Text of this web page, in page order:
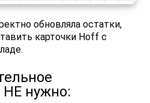
обновляла остатки,
карточки Hoff с
НЕ нужно: